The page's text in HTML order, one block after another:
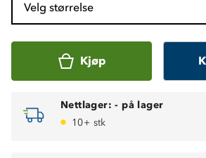
Velg størrelse
Kjøp
Nettlager: - på lager
10+ stk